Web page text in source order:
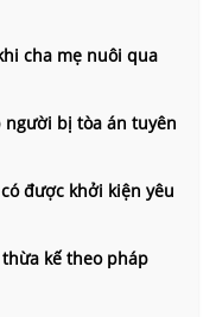
cha mẹ nuôi qua
bị tòa án tuyên
được khởi kiện yêu
kế theo pháp